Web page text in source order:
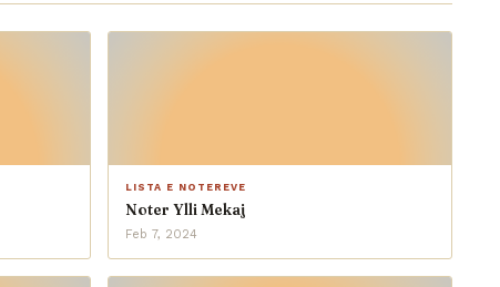
LISTA E NOTEREVE
Noter Ylli Mekaj
Feb 7, 2024